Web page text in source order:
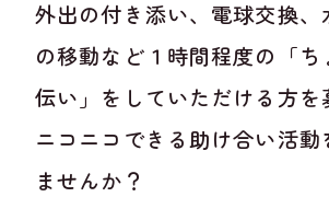
外出の付き添い、電球交換、
の移動など１時間程度の「ち
伝い」をしていただける方を
ニコニコできる助け合い活動
ませんか？